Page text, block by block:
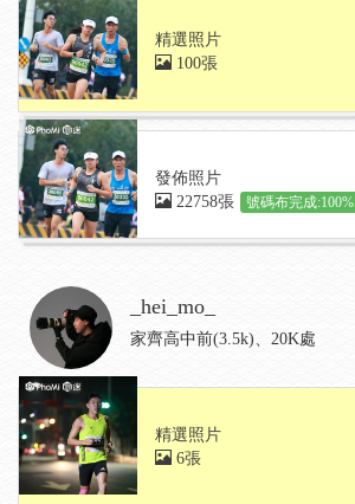
精選照片
100張
發佈照片
22758張
號碼布完成:100%
_hei_mo_
家齊高中前(3.5k)、20K處
精選照片
6張